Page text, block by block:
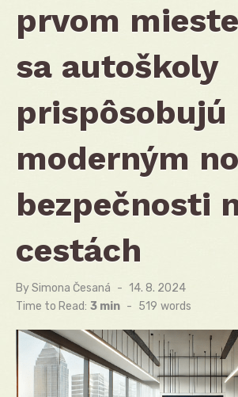
prvom
sa autoškoly
prispôsobujú
moderným
bezpečnosti
cestách
BySimona Česaná
Posted
on
14. 8. 2024
Time to Read: 3 min - 519 words